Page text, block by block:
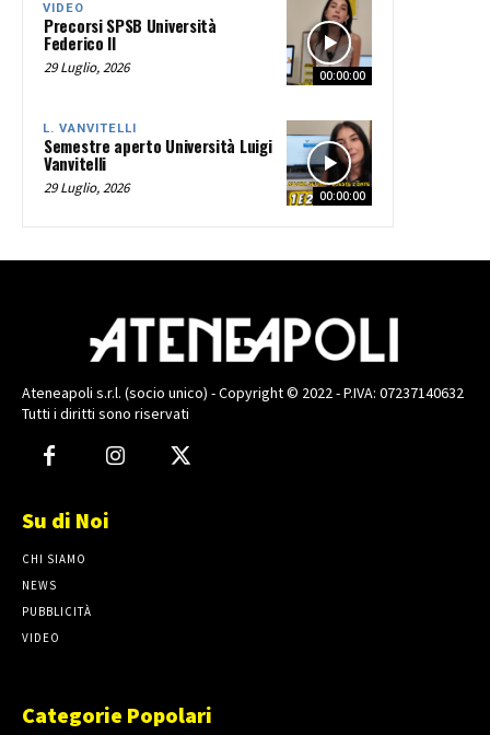
00:00:00
VIDEO
Precorsi SPSB Università
Federico II
29 Luglio, 2026
00:00:00
L. VANVITELLI
Semestre aperto Università Luigi
Vanvitelli
29 Luglio, 2026
Ateneapoli s.r.l. (socio unico) - Copyright © 2022 - P.IVA: 07237140632
Tutti i diritti sono riservati
Su di Noi
CHI SIAMO
NEWS
PUBBLICITÀ
VIDEO
Categorie Popolari